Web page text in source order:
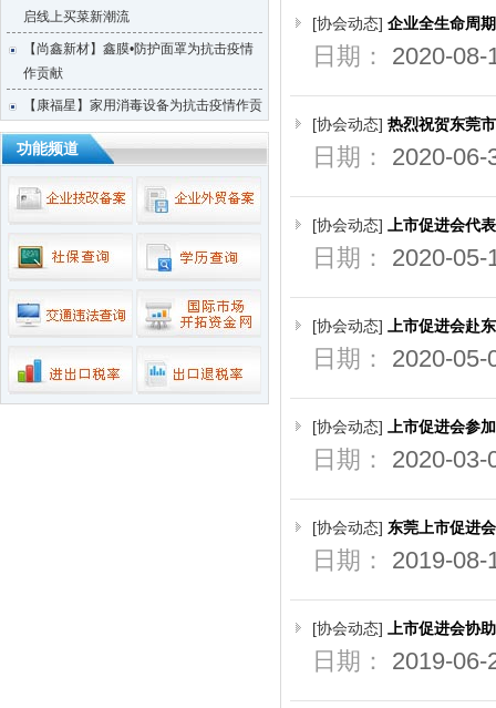
启线上买菜新潮流
【尚鑫新材】鑫膜•防护面罩为抗击疫情
作贡献
【康福星】家用消毒设备为抗击疫情作贡
献 ——康福星公司捐赠一批“清水洗涤
宝”给武汉、荆州、宜昌、麻城、恩施等
地的医院使用
【天福集团】天福按下“加速键”四月开店
【天使口腔】防疫工作，天使口腔一直在
【比伦纸业】好家风•抗菌纸巾为抗击疫
情作贡献
【天福集团】天福联合京东抗击疫情，开
启线上买菜新潮流
功能频道
[协会动态] 企业全生命周
日期： 2020-
[协会动态] 热烈祝贺东莞
日期： 2020-
[协会动态] 上市促进会代
日期： 2020-
[协会动态] 上市促进会赴
日期： 2020-
[协会动态] 上市促进会参
日期： 2020-
[协会动态] 东莞上市促进
日期： 2019-
[协会动态] 上市促进会协
日期： 2019-